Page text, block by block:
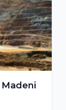
Madeni